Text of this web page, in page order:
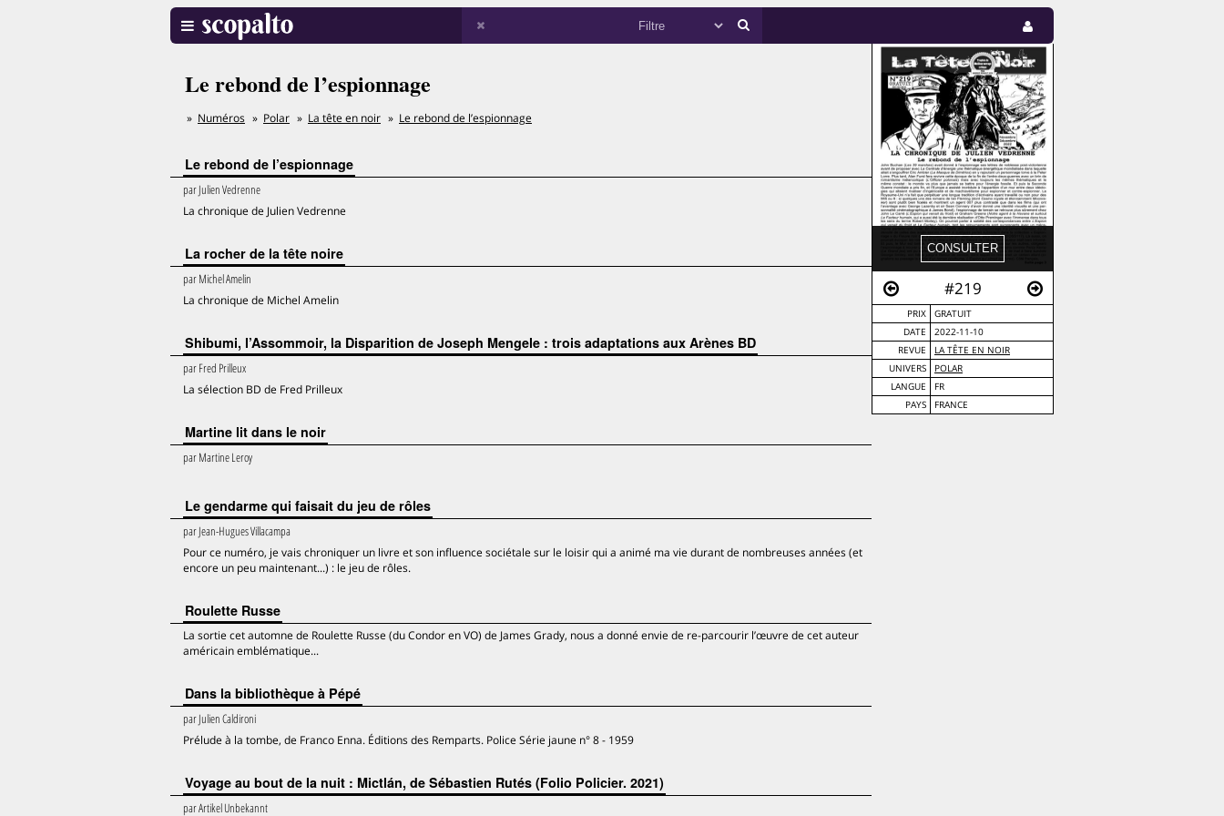
#219
PRIX
GRATUIT
DATE
2022-11-10
REVUE
LA TÊTE EN NOIR
UNIVERS
POLAR
LANGUE
FR
PAYS
FRANCE
Le rebond de l’espionnage
Numéros Polar La tête en noir Le rebond de l’espionnage
Le rebond de l’espionnage
parJulien Vedrenne
La chronique de Julien Vedrenne
La rocher de la tête noire
parMichel Amelin
La chronique de Michel Amelin
Shibumi, l’Assommoir, la Disparition de Joseph Mengele : trois adaptations aux Arènes BD
parFred Prilleux
La sélection BD de Fred Prilleux
Martine lit dans le noir
parMartine Leroy
Le gendarme qui faisait du jeu de rôles
parJean-Hugues Villacampa
Pour ce numéro, je vais chroniquer un livre et son influence sociétale sur le loisir qui a animé ma vie durant de nombreuses années (et
encore un peu maintenant...) : le jeu de rôles.
Roulette Russe
La sortie cet automne de Roulette Russe (du Condor en VO) de James Grady, nous a donné envie de re-parcourir l’œuvre de cet auteur
américain emblématique...
Dans la bibliothèque à Pépé
parJulien Caldironi
Prélude à la tombe, de Franco Enna. Éditions des Remparts. Police Série jaune n° 8 - 1959
Voyage au bout de la nuit : Mictlán, de Sébastien Rutés (Folio Policier. 2021)
parArtikel Unbekannt